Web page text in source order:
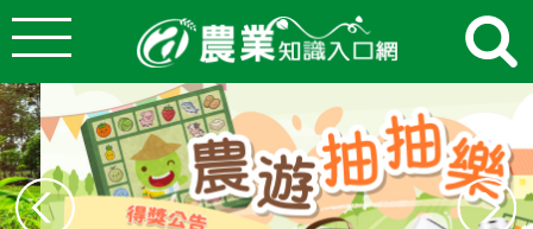
跳到主要內容
概說 - 農業知識入口網